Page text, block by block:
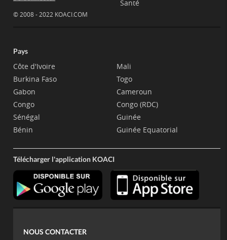
© 2008 - 2022 KOACI.COM
Santé
Pays
Côte d'Ivoire
Burkina Faso
Gabon
Congo
Sénégal
Bénin
Mali
Togo
Cameroun
Congo (RDC)
Guinée
Guinée Equatorial
Télécharger l'application KOACI
NOUS CONTACTER